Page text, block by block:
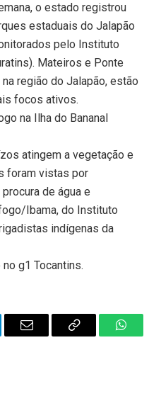
o estado registrou
estaduais do Jalapão
pelo Instituto
Mateiros e Ponte
região do Jalapão, estão
focos ativos.
na Ilha do Bananal
atingem a vegetação e
foram vistas por
de água e
Ibama, do Instituto
indígenas da
g1 Tocantins.
Email
Copy